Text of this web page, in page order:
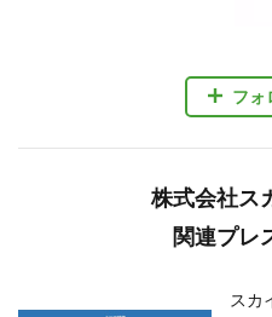
フォ
株式会社ス
関連プレ
スカ